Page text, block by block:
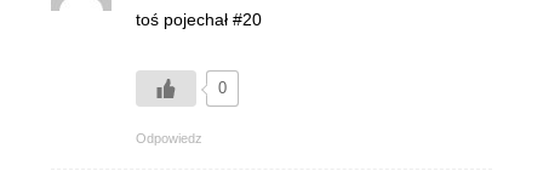
toś pojechał #20
0
Odpowiedz